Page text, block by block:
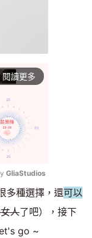
閱讀更多
Mute
GliaStudios
多種選擇，還可以
人了吧），接下
go ~